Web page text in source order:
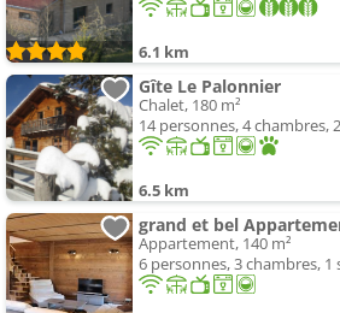
6.1 km
Gîte Le Palonnier
Chalet, 180 m²
14 personnes, 4 chambres,
6.5 km
Appartement, 140 m²
6 personnes, 3 chambres, 1